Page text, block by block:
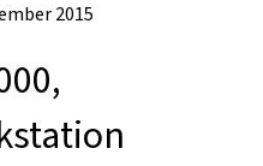
2015